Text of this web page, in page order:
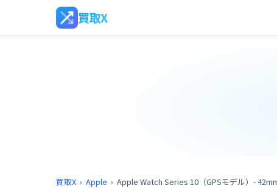
買取X
買取X › Apple › Apple Watch Series 10（GPSモデル）-